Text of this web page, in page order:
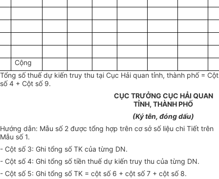
Cộng
Tổng số thuế dự kiến truy thu tại Cục Hải quan tỉnh, thành phố = Cột
số 4 + Cột số 9.
CỤC TRƯỞNG CỤC HẢI QUAN
TỈNH, THÀNH PHỐ
(Ký tên, đóng dấu)
Hướng dẫn: Mẫu số 2 được tổng hợp trên cơ sở số liệu chi Tiết trên
Mẫu số 1.
- Cột số 3: Ghi tổng số TK của từng DN.
- Cột số 4: Ghi tổng số tiền thuế dự kiến truy thu của từng DN.
- Cột số 5: Ghi tổng số TK = cột số 6 + cột số 7 + cột số 8.